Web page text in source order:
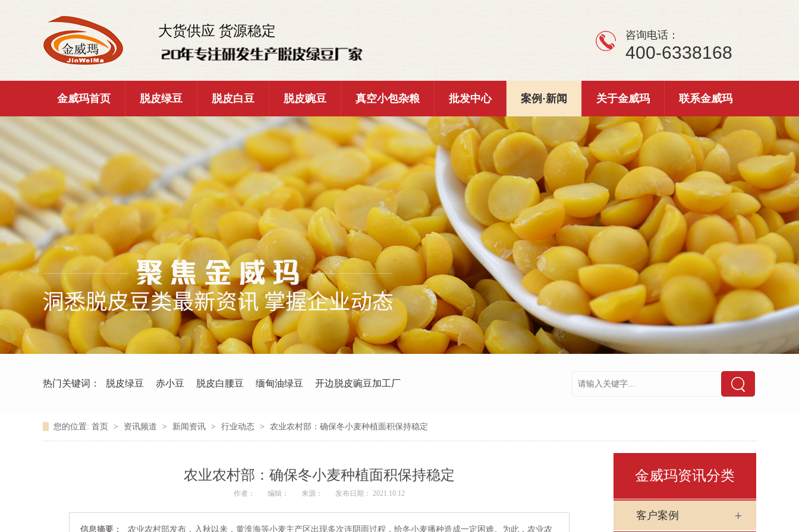
大货供应 货源稳定 咨询电话：
400-6338168
金威玛首页 脱皮绿豆 脱皮白豆 脱皮豌豆 真空小包杂粮 批发中心 案例·新闻 关于金威玛 联系金威玛
热门关键词： 脱皮绿豆 赤小豆 脱皮白腰豆 缅甸油绿豆 开边脱皮豌豆加工厂
您的位置: 首页 > 资讯频道 > 新闻资讯 > 行业动态 > 农业农村部：确保冬小麦种植面积保持稳定
农业农村部：确保冬小麦种植面积保持稳定
作者： 编辑： 来源： 发布日期： 2021.10.12
信息摘要： 农业农村部发布，入秋以来，黄淮海等小麦主产区出现多次连阴雨过程，给冬小麦播种造成一定困难。为此，农业农
金威玛资讯分类
客户案例